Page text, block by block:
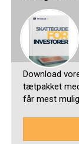
Download
tætpakket
får mest